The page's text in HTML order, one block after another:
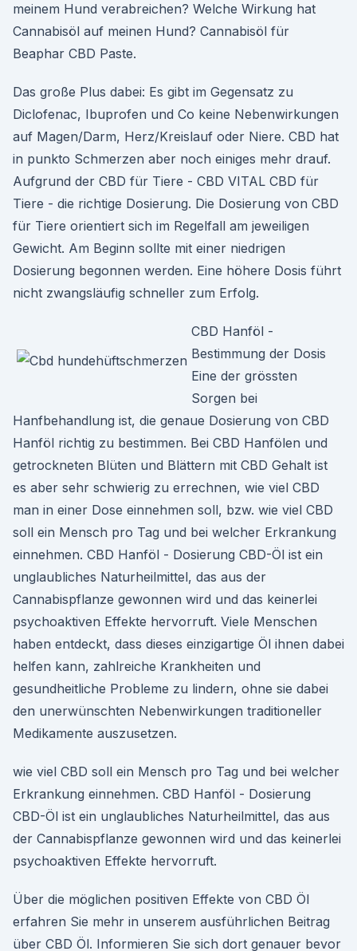
meinem Hund verabreichen? Welche Wirkung hat
Cannabisöl auf meinen Hund? Cannabisöl für
Beaphar CBD Paste.
Das große Plus dabei: Es gibt im Gegensatz zu
Diclofenac, Ibuprofen und Co keine Nebenwirkungen
auf Magen/Darm, Herz/Kreislauf oder Niere. CBD hat
in punkto Schmerzen aber noch einiges mehr drauf.
Aufgrund der CBD für Tiere - CBD VITAL CBD für
Tiere - die richtige Dosierung. Die Dosierung von CBD
für Tiere orientiert sich im Regelfall am jeweiligen
Gewicht. Am Beginn sollte mit einer niedrigen
Dosierung begonnen werden. Eine höhere Dosis führt
nicht zwangsläufig schneller zum Erfolg.
CBD Hanföl -
Bestimmung der Dosis
Eine der grössten
Sorgen bei
Hanfbehandlung ist, die genaue Dosierung von CBD
Hanföl richtig zu bestimmen. Bei CBD Hanfölen und
getrockneten Blüten und Blättern mit CBD Gehalt ist
es aber sehr schwierig zu errechnen, wie viel CBD
man in einer Dose einnehmen soll, bzw. wie viel CBD
soll ein Mensch pro Tag und bei welcher Erkrankung
einnehmen. CBD Hanföl - Dosierung CBD-Öl ist ein
unglaubliches Naturheilmittel, das aus der
Cannabispflanze gewonnen wird und das keinerlei
psychoaktiven Effekte hervorruft. Viele Menschen
haben entdeckt, dass dieses einzigartige Öl ihnen dabei
helfen kann, zahlreiche Krankheiten und
gesundheitliche Probleme zu lindern, ohne sie dabei
den unerwünschten Nebenwirkungen traditioneller
Medikamente auszusetzen.
wie viel CBD soll ein Mensch pro Tag und bei welcher
Erkrankung einnehmen. CBD Hanföl - Dosierung
CBD-Öl ist ein unglaubliches Naturheilmittel, das aus
der Cannabispflanze gewonnen wird und das keinerlei
psychoaktiven Effekte hervorruft.
Über die möglichen positiven Effekte von CBD Öl
erfahren Sie mehr in unserem ausführlichen Beitrag
über CBD Öl. Informieren Sie sich dort genauer bevor